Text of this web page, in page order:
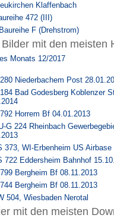
Klaffenbach
472 (III)
F (Drehstrom)
mit den meisten
Monats 12/2017
Niederbachem Post
Bad Godesberg Koblenzer
Horrem Bf 04.01.2013
G 224 Rheinbach
373, WI-Erbenheim US Airbase
722 Eddersheim Bahnhof
Bergheim Bf 08.11.2013
Bergheim Bf 08.11.2013
504, Wiesbaden Nerotal
mit den meisten